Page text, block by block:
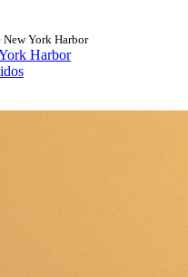
New York Harbor
Harbor